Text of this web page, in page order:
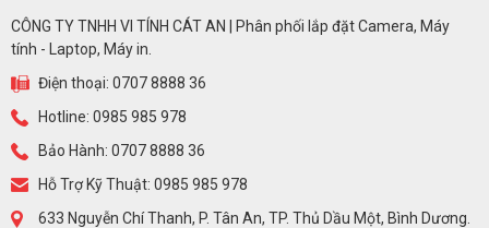
CÔNG TY TNHH VI TÍNH CÁT AN | Phân phối lắp đặt Camera, Máy
tính - Laptop, Máy in.
Điện thoại: 0707 8888 36
Hotline: 0985 985 978
Bảo Hành: 0707 8888 36
Hỗ Trợ Kỹ Thuật: 0985 985 978
633 Nguyễn Chí Thanh, P. Tân An, TP. Thủ Dầu Một, Bình Dương.